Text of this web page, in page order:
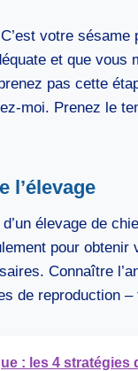
votre
et que vous
pas cette
moi. Prenez le
l’élevage
élevage de
pour
Connaître
de reproduction –
: les 4 stratégies